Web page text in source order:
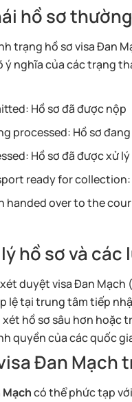
hồ sơ
trạng hồ sơ visa Đan
ý nghĩa của các trạng
Hồ sơ đã được nộp
processed: Hồ sơ
Hồ sơ đã được xử
ready for collection:
handed over to the
hồ sơ và các
duyệt visa Đan
lệ tại trung tâm tiếp
hồ sơ sâu hơn hoặc
quyền của các quốc
Đan Mạch
có thể phức tạp